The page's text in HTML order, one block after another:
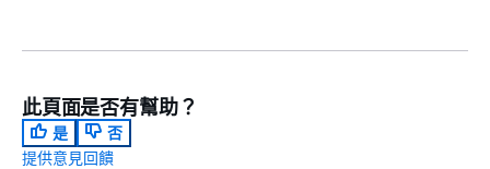
此頁面是否有幫助？
是
否
提供意見回饋